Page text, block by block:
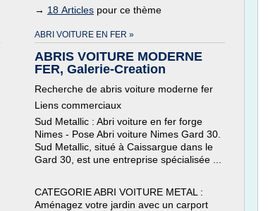
→ 18 Articles pour ce thème
ABRI VOITURE EN FER »
ABRIS VOITURE MODERNE
FER, Galerie-Creation
Recherche de abris voiture moderne fer
Liens commerciaux
Sud Metallic : Abri voiture en fer forge
Nimes - Pose Abri voiture Nimes Gard 30.
Sud Metallic, situé à Caissargue dans le
Gard 30, est une entreprise spécialisée ...
CATEGORIE ABRI VOITURE METAL :
Aménagez votre jardin avec un carport